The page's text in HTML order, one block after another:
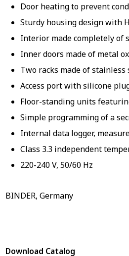
Door heating to prevent
Sturdy housing design with
Interior made completely of
Inner doors made of metal
Two racks made of stainless
Access port with silicone
Floor-standing units
Simple programming of a
Internal data logger,
Class 3.3 independent
220-240 V, 50/60 Hz
BINDER, Germany
Download Catalog